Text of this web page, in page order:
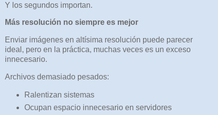
Y los segundos importan.
Más resolución no siempre es mejor
Enviar imágenes en altísima resolución puede parecer
ideal, pero en la práctica, muchas veces es un exceso
innecesario.
Archivos demasiado pesados:
Ralentizan sistemas
Ocupan espacio innecesario en servidores